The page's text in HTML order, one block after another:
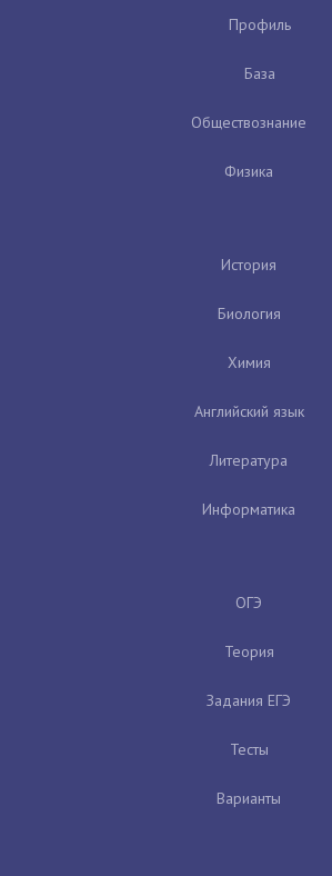
Профиль
База
Обществознание
Физика
История
Биология
Химия
Английский язык
Литература
Информатика
ОГЭ
Теория
Задания ЕГЭ
Тесты
Варианты